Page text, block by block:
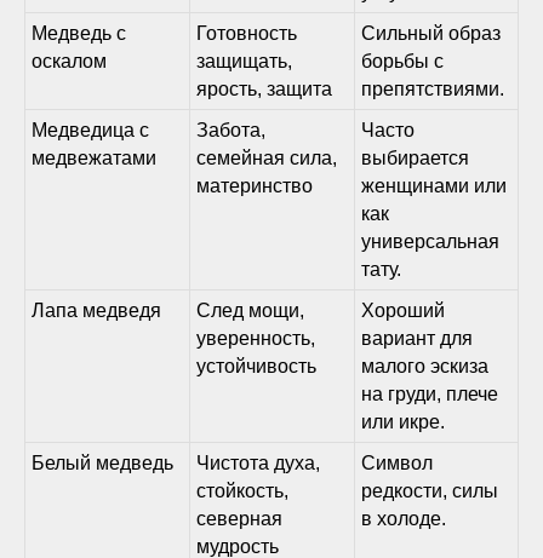
Медведь с
оскалом
Готовность
защищать,
ярость, защита
Сильный образ
борьбы с
препятствиями.
Медведица с
медвежатами
Забота,
семейная сила,
материнство
Часто
выбирается
женщинами или
как
универсальная
тату.
Лапа медведя
След мощи,
уверенность,
устойчивость
Хороший
вариант для
малого эскиза
на груди, плече
или икре.
Белый медведь
Чистота духа,
стойкость,
северная
мудрость
Символ
редкости, силы
в холоде.